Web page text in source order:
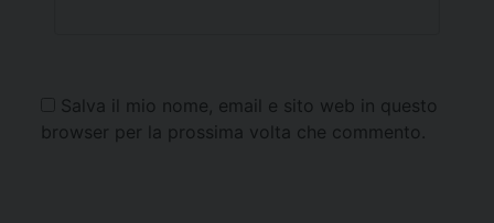
Salva il mio nome, email e sito web in questo
browser per la prossima volta che commento.